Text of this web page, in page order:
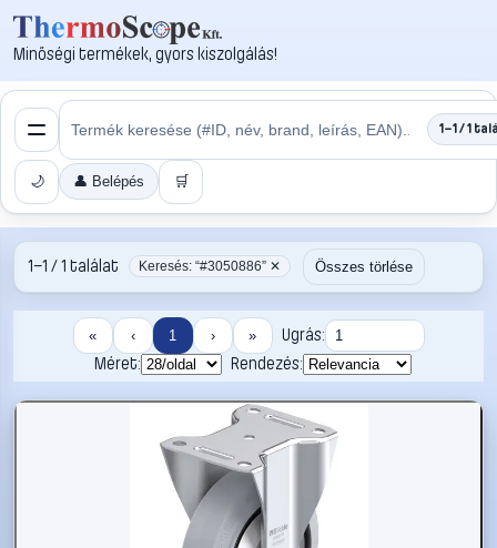
Minőségi termékek, gyors kiszolgálás!
1–1 / 1
🌙 👤 Belépés 🛒
1–1 / 1 találat Keresés: “#3050886” ✕ Összes törlése
« ‹ 1 › »
Ugrás:
Méret:
Rendezés: